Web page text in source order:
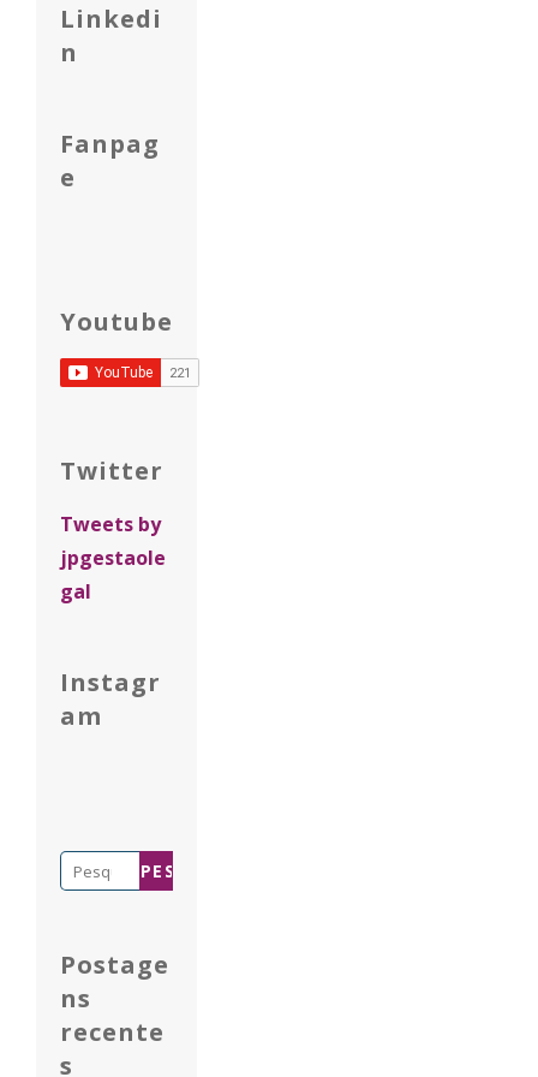
Linkedi
n
Fanpag
e
Youtube
Twitter
Tweets by
jpgestaole
gal
Instagr
am
Pesquisar
Postage
ns
recente
s